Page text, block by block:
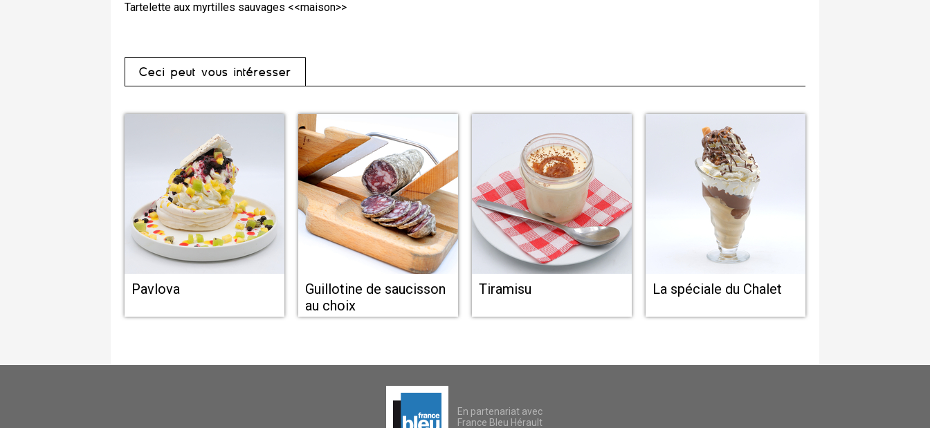
Tartelette aux myrtilles sauvages <<maison>>
Ceci peut vous intéresser
Pavlova
Guillotine de saucisson
au choix
Tiramisu La spéciale du Chalet
En partenariat avec
France Bleu Hérault